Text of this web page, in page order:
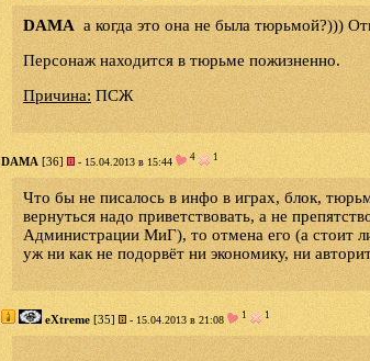
DAMA а когда это она не была тюрьмой?)))
Персонаж находится в тюрьме пожизненно.
Причина: ПСЖ
DAMA [36] - 15.04.2013 в 15:44 4 1
Что бы не писалось в инфо в играх, блок,
вернуться надо приветствовать, а не
Администрации МиГ), то отмена его (а стоит
уж ни как не подорвёт ни экономику, ни
eXtreme [35] - 15.04.2013 в 21:08 1 1